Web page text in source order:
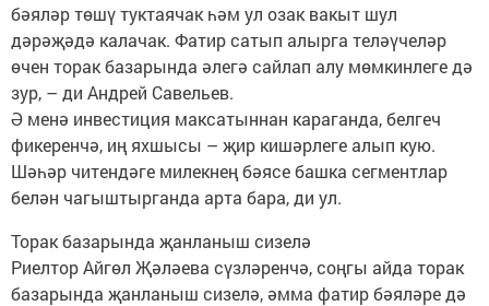
бәяләр төшү туктаячак һәм ул озак вакыт шул
дәрәҗәдә калачак. Фатир сатып алырга теләүчеләр
өчен торак базарында әлегә сайлап алу мөмкинлеге дә
зур, – ди Андрей Савельев.
Ә менә инвестиция максатыннан караганда, белгеч
фикеренчә, иң яхшысы – җир кишәрлеге алып кую.
Шәһәр читендәге милекнең бәясе башка сегментлар
белән чагыштырганда арта бара, ди ул.
Торак базарында җанланыш сизелә
Риелтор Айгөл Җәләева сүзләренчә, соңгы айда торак
базарында җанланыш сизелә, әмма фатир бәяләре дә